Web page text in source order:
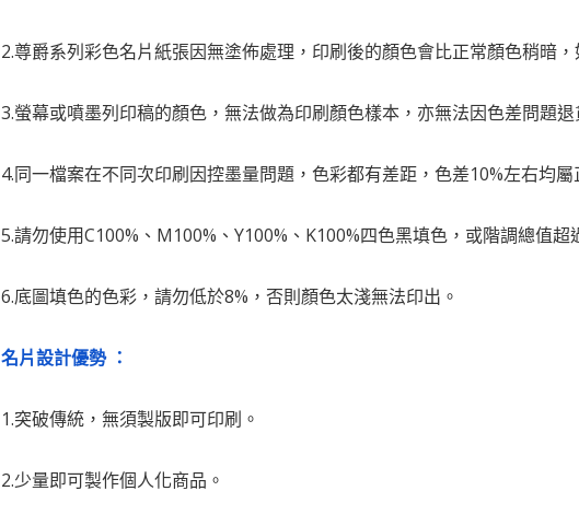
2.尊爵系列彩色名片紙張因無塗佈處理，印刷後的顏色會比正常顏色稍暗
3.螢幕或噴墨列印稿的顏色，無法做為印刷顏色樣本，亦無法因色差問題退
4.同一檔案在不同次印刷因控墨量問題，色彩都有差距，色差10%左右均屬
5.請勿使用C100%、M100%、Y100%、K100%四色黑填色，或階調總值
6.底圖填色的色彩，請勿低於8%，否則顏色太淺無法印出。
名片設計優勢 ：
1.突破傳統，無須製版即可印刷。
2.少量即可製作個人化商品。